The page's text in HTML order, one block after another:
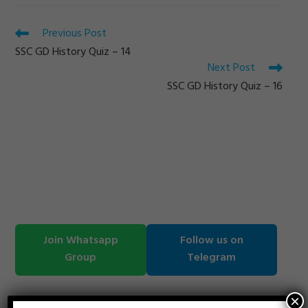
Read
more
articles
Previous Post
SSC GD History Quiz – 14
Next Post
SSC GD History Quiz – 16
Join Whatsapp
Group
Follow us on
Telegram
×